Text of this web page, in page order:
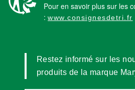
Pour en savoir plus sur les
: www.consignesdetri.fr
Restez informé sur les
produits de la marque